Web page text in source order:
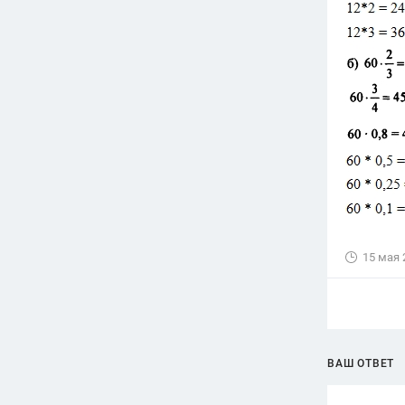
15 мая
ВАШ ОТВЕТ